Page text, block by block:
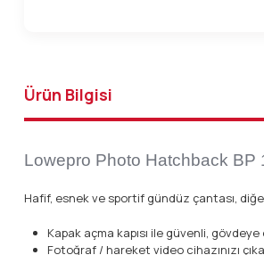
Ürün Bilgisi
Lowepro Photo Hatchback BP
Hafif, esnek ve sportif gündüz çantası,
Kapak açma kapısı ile güvenli, gövdeye
Fotoğraf / hareket video cihazınızı